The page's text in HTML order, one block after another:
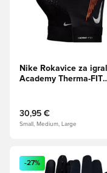
Nike Rokavice za
Academy Therma-FIT
Crimson/Kovinsko
30,95 €
Small, Medium, Large
Odpre Modal za
-27%